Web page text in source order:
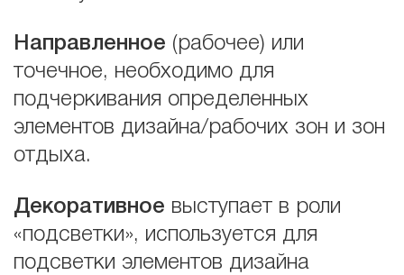
Направленное (рабочее) или
точечное, необходимо для
подчеркивания определенных
элементов дизайна/рабочих зон и зон
отдыха.
Декоративное выступает в роли
«подсветки», используется для
подсветки элементов дизайна